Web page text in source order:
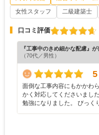
女性スタッフ
二級建築士
口コミ評価
『工事中のきめ細かな配慮』
（70代／男性）
5
面倒な工事内容にもかかわ
かく対応してくださいまし
勉強になりました。 びっく